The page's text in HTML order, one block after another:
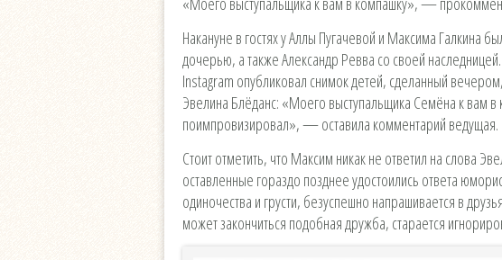
Накануне в гостях у Аллы Пугачевой и Максима Галкина
дочерью, а также Александр Ревва со своей
Instagram опубликовал снимок детей, сделанный
Эвелина Блёданс: «Моего выступальщика Семёна к вам
поимпровизировал», — оставила комментарий ведущая.
Стоит отметить, что Максим никак не ответил на слова
оставленные гораздо позднее удостоились ответа
одиночества и грусти, безуспешно напрашивается в
может закончиться подобная дружба, старается